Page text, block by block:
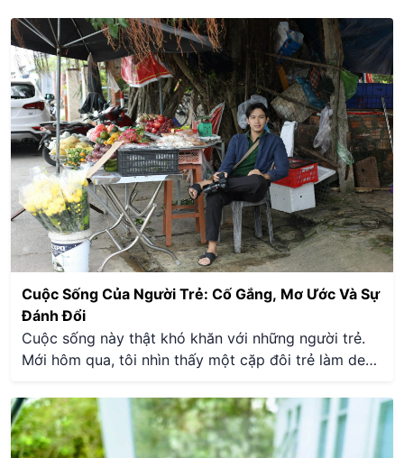
Cuộc Sống Của Người Trẻ: Cố Gắng, Mơ Ước Và Sự
Đánh Đổi
Cuộc sống này thật khó khăn với những người trẻ.
Mới hôm qua, tôi nhìn thấy một cặp đôi trẻ làm dev
một căn phòng nhỏ. Tiêu đề của câu chuyện này là
“Cùng nhau cố gắng.” Thật sự tôi cảm thấy mình
giống họ, cũng giống như mối quan hệ của tôi và